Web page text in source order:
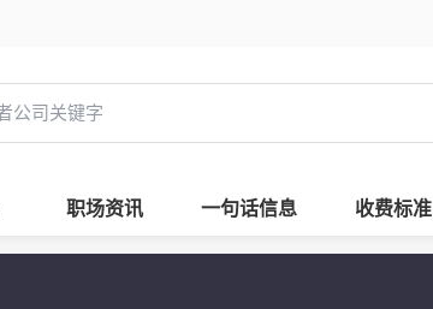
职场资讯 一句话信息 收费标准